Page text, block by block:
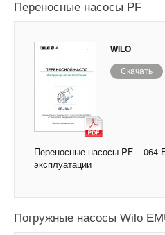
Переносные насосы PF
WILO
Скачать
Переносные насосы PF – 064
эксплуатации
Погружные насосы Wilo